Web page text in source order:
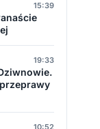
15:39
19:33
10:52